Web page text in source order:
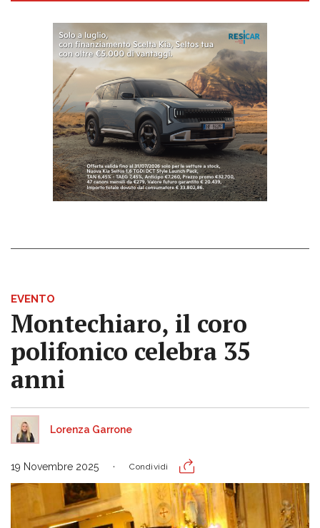
EVENTO
Montechiaro, il coro
polifonico celebra 35
anni
Lorenza Garrone
19 Novembre 2025 Condividi